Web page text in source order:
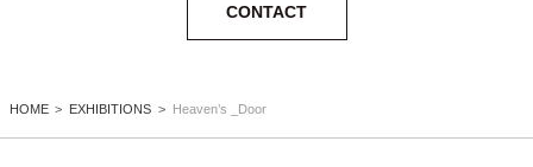
CONTACT
HOME EXHIBITIONS Heaven’s _Door